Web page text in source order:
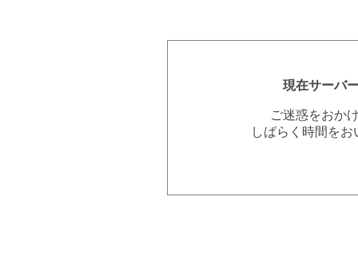
現在サーバ
ご迷惑をおか
しばらく時間を